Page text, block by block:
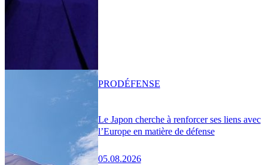
Le Japon cherche à renforcer ses liens avec
l’Europe en matière de défense
05.08.2026
PRODÉFENSE